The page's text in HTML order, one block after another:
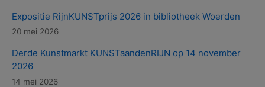
Expositie RijnKUNSTprijs 2026 in bibliotheek Woerden
20 mei 2026
Derde Kunstmarkt KUNSTaandenRIJN op 14 november
2026
14 mei 2026